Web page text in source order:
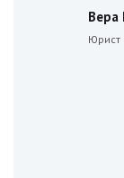
Вера
Юрист